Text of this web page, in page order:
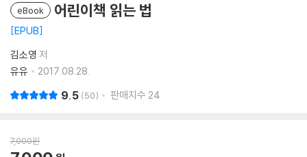
eBook 어린이책 읽는 법
EPUB
김소영 저
유유
2017.08.28.
9.5 50 판매지수 24
7,000원